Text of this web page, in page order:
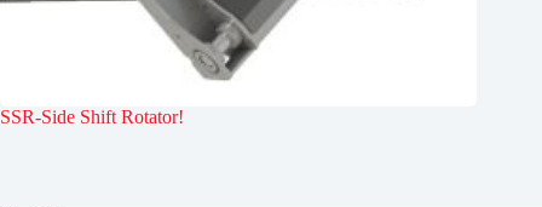
SSR-Side Shift Rotator!